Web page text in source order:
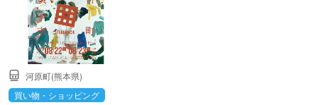
河原町(熊本県)
買い物・ショッピング